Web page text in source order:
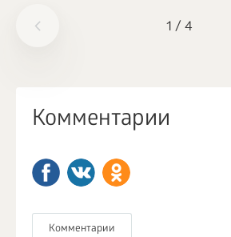
1 / 4
Комментарии
Комментарии